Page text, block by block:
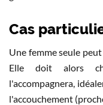
Cas
Une femme seule
Elle doit alors
l'accompagnera,
l'accouchement